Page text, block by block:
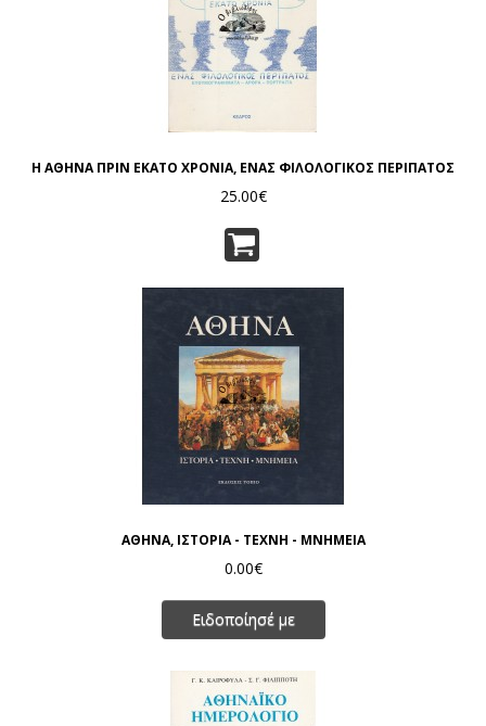
Η ΑΘΗΝΑ ΠΡΙΝ ΕΚΑΤΟ ΧΡΟΝΙΑ, ΕΝΑΣ ΦΙΛΟΛΟΓΙΚΟΣ ΠΕΡΙΠΑΤΟΣ
25.00€
ΑΘΗΝΑ, ΙΣΤΟΡΙΑ - ΤΕΧΝΗ - ΜΝΗΜΕΙΑ
0.00€
Ειδοποίησέ με